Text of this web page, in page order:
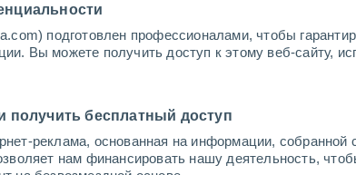
подготовлен профессионалами, чтобы
Вы можете получить доступ к этому веб-сайту,
бесплатный доступ
реклама, основанная на информации,
нам финансировать нашу деятельность,
Гондурасе